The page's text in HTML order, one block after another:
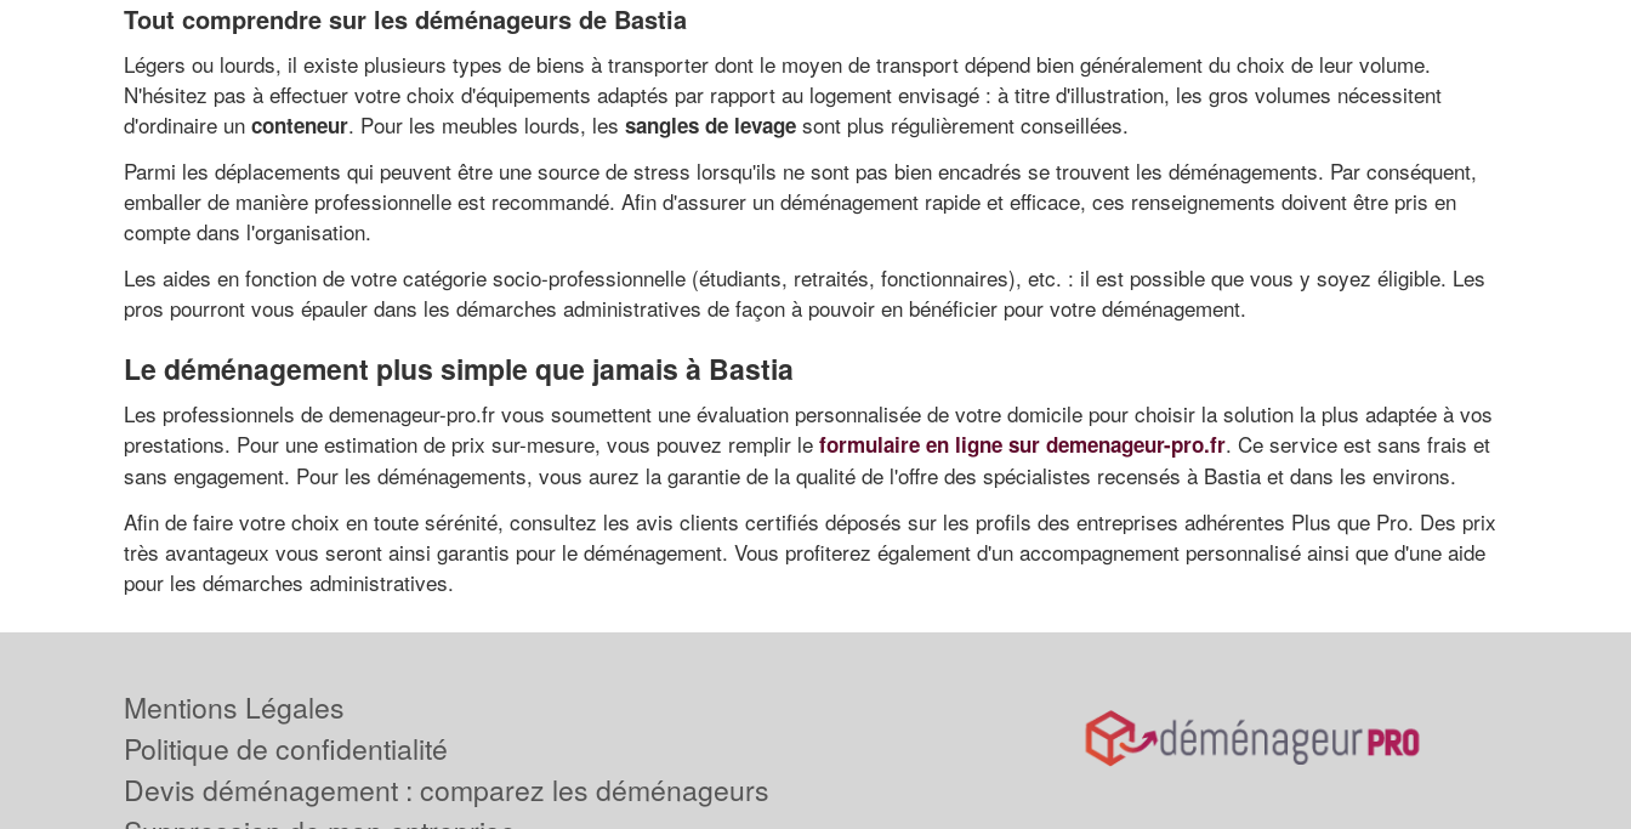
Tout comprendre sur les déménageurs de Bastia
Légers ou lourds, il existe plusieurs types de biens à transporter dont le moyen de transport dépend bien généralement du choix de leur volume.
N'hésitez pas à effectuer votre choix d'équipements adaptés par rapport au logement envisagé : à titre d'illustration, les gros volumes nécessitent
d'ordinaire un conteneur. Pour les meubles lourds, les sangles de levage sont plus régulièrement conseillées.
Parmi les déplacements qui peuvent être une source de stress lorsqu'ils ne sont pas bien encadrés se trouvent les déménagements. Par conséquent,
emballer de manière professionnelle est recommandé. Afin d'assurer un déménagement rapide et efficace, ces renseignements doivent être pris en
compte dans l'organisation.
Les aides en fonction de votre catégorie socio-professionnelle (étudiants, retraités, fonctionnaires), etc. : il est possible que vous y soyez éligible. Les
pros pourront vous épauler dans les démarches administratives de façon à pouvoir en bénéficier pour votre déménagement.
Le déménagement plus simple que jamais à Bastia
Les professionnels de demenageur-pro.fr vous soumettent une évaluation personnalisée de votre domicile pour choisir la solution la plus adaptée à vos
prestations. Pour une estimation de prix sur-mesure, vous pouvez remplir le formulaire en ligne sur demenageur-pro.fr. Ce service est sans frais et
sans engagement. Pour les déménagements, vous aurez la garantie de la qualité de l'offre des spécialistes recensés à Bastia et dans les environs.
Afin de faire votre choix en toute sérénité, consultez les avis clients certifiés déposés sur les profils des entreprises adhérentes Plus que Pro. Des prix
très avantageux vous seront ainsi garantis pour le déménagement. Vous profiterez également d'un accompagnement personnalisé ainsi que d'une aide
pour les démarches administratives.
Mentions Légales
Politique de confidentialité
Devis déménagement : comparez les déménageurs